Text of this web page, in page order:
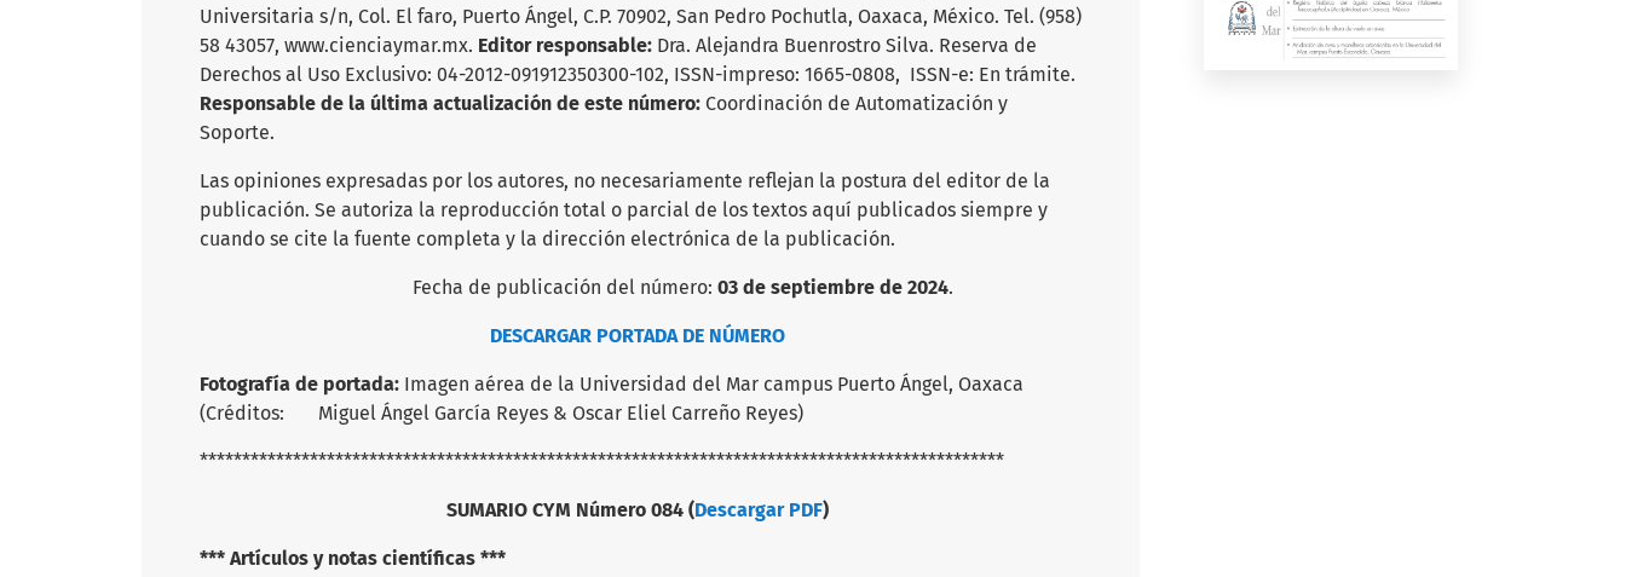
Universitaria s/n, Col. El faro, Puerto Ángel, C.P. 70902, San Pedro Pochutla, Oaxaca, México. Tel. (958)
58 43057, www.cienciaymar.mx. Editor responsable: Dra. Alejandra Buenrostro Silva. Reserva de
Derechos al Uso Exclusivo: 04-2012-091912350300-102, ISSN-impreso: 1665-0808, ISSN-e: En trámite.
Responsable de la última actualización de este número: Coordinación de Automatización y
Soporte.
Las opiniones expresadas por los autores, no necesariamente reflejan la postura del editor de la
publicación. Se autoriza la reproducción total o parcial de los textos aquí publicados siempre y
cuando se cite la fuente completa y la dirección electrónica de la publicación.
Fecha de publicación del número: 03 de septiembre de 2024.
DESCARGAR PORTADA DE NÚMERO
Fotografía de portada: Imagen aérea de la Universidad del Mar campus Puerto Ángel, Oaxaca
(Créditos: Miguel Ángel García Reyes & Oscar Eliel Carreño Reyes)
***********************************************************************************************
SUMARIO CYM Número 084 (Descargar PDF)
*** Artículos y notas científicas ***